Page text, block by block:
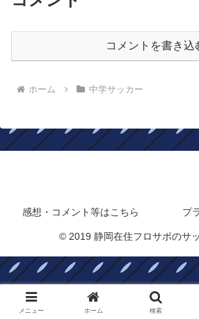
コメントを書き込
ホーム 中学サッカー
感想・コメント等はこちら プ
© 2019 静岡在住フロサポのサ
メニュー ホーム 検索